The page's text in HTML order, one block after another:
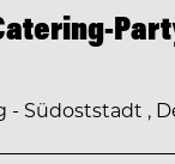
- Südoststadt ,